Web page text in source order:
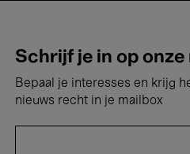
Schrijf je in op
Bepaal je interesses en krijg
nieuws recht in je mailbox